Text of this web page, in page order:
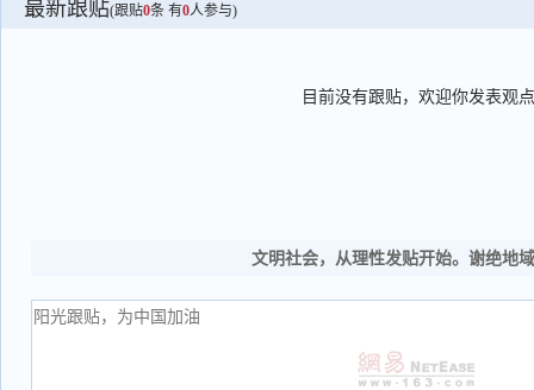
最新跟贴(跟贴0条 有0人参与)
目前没有跟贴，欢迎你发表观点
文明社会，从理性发贴开始。谢绝地